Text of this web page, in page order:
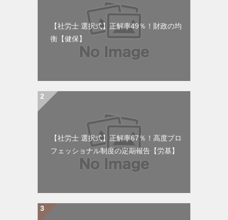
【社労士 選択式】正解率49％！財政の均
衡【健保】
【社労士 選択式】正解率67％！高度プロ
フェッショナル制度の定期報告【労基】